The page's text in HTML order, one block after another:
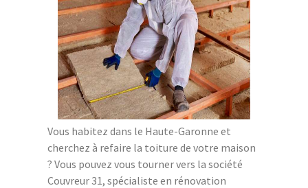
Vous habitez dans le Haute-Garonne et
cherchez à refaire la toiture de votre maison
? Vous pouvez vous tourner vers la société
Couvreur 31, spécialiste en rénovation